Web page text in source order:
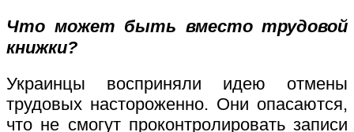
Что может быть вместо трудовой
книжки?
Украинцы восприняли идею отмены
трудовых настороженно. Они опасаются,
что не смогут проконтролировать записи